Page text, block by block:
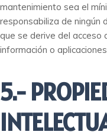
mantenimiento sea el
responsabiliza de ningún
que se derive del acceso
información o
5.-